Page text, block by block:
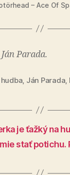
– Ace Of
Parada.
hudba Ján Parada
je ťažký na
stať potichu.